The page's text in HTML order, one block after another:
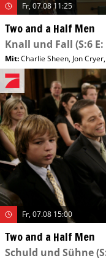
Fr, 07.08 11:25
Two and a Half Men
Knall und Fall (S:6
Mit:Charlie Sheen, Jon Cryer,
Fr, 07.08 15:00
Two and a Half Men
Schuld und Sühne